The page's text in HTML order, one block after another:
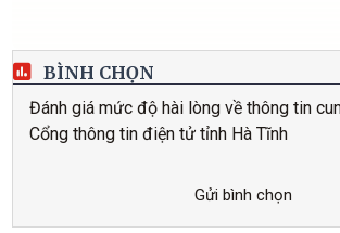
BÌNH CHỌN
Đánh giá mức độ hài lòng về thông tin
Cổng thông tin điện tử tỉnh Hà Tĩnh
Gửi bình chọn